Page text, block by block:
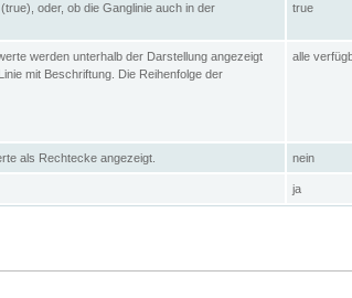
oder, ob die Ganglinie auch in der
true
werden unterhalb der Darstellung angezeigt
mit Beschriftung. Die Reihenfolge der
alle
als Rechtecke angezeigt. nein
ja